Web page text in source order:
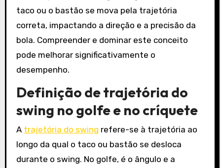
taco ou o bastão se mova pela trajetória
correta, impactando a direção e a precisão da
bola. Compreender e dominar este conceito
pode melhorar significativamente o
desempenho.
Definição de trajetória do
swing no golfe e no críquete
A trajetória do swing refere-se à trajetória ao
longo da qual o taco ou bastão se desloca
durante o swing. No golfe, é o ângulo e a